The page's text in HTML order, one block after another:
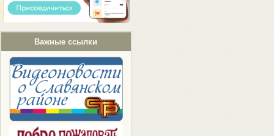
Важные ссылки